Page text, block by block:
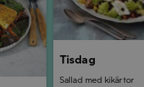
Tisdag
Sallad med kikärtor